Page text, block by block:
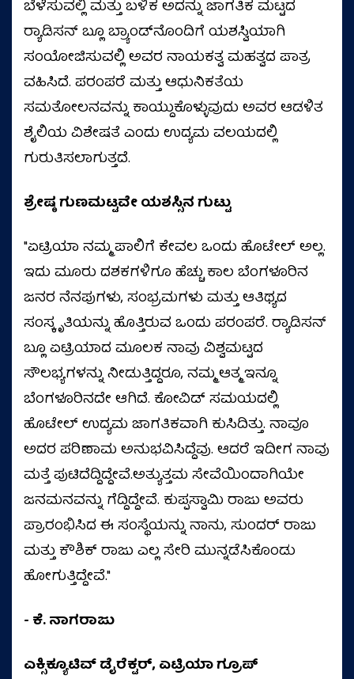
ಬೆಳೆಸುವಲ್ಲಿ ಮತ್ತು ಬಳಿಕ ಅದನ್ನು ಜಾಗತಿಕ ಮಟ್ಟದ
ರ‍್ಯಾಡಿಸನ್ ಬ್ಲೂ ಬ್ರ್ಯಾಂಡ್‌ನೊಂದಿಗೆ ಯಶಸ್ವಿಯಾಗಿ
ಸಂಯೋಜಿಸುವಲ್ಲಿ ಅವರ ನಾಯಕತ್ವ ಮಹತ್ವದ ಪಾತ್ರ
ವಹಿಸಿದೆ. ಪರಂಪರೆ ಮತ್ತು ಆಧುನಿಕತೆಯ
ಸಮತೋಲನವನ್ನು ಕಾಯ್ದುಕೊಳ್ಳುವುದು ಅವರ ಆಡಳಿತ
ಶೈಲಿಯ ವಿಶೇಷತೆ ಎಂದು ಉದ್ಯಮ ವಲಯದಲ್ಲಿ
ಗುರುತಿಸಲಾಗುತ್ತದೆ.
ಶ್ರೇಷ್ಠ ಗುಣಮಟ್ಟವೇ ಯಶಸ್ಸಿನ ಗುಟ್ಟು
"ಏಟ್ರಿಯಾ ನಮ್ಮ ಪಾಲಿಗೆ ಕೇವಲ ಒಂದು ಹೊಟೇಲ್ ಅಲ್ಲ.
ಇದು ಮೂರು ದಶಕಗಳಿಗೂ ಹೆಚ್ಚು ಕಾಲ ಬೆಂಗಳೂರಿನ
ಜನರ ನೆನಪುಗಳು, ಸಂಭ್ರಮಗಳು ಮತ್ತು ಆತಿಥ್ಯದ
ಸಂಸ್ಕೃತಿಯನ್ನು ಹೊತ್ತಿರುವ ಒಂದು ಪರಂಪರೆ. ರ‍್ಯಾಡಿಸನ್
ಬ್ಲೂ ಏಟ್ರಿಯಾದ ಮೂಲಕ ನಾವು ವಿಶ್ವಮಟ್ಟದ
ಸೌಲಭ್ಯಗಳನ್ನು ನೀಡುತ್ತಿದ್ದರೂ, ನಮ್ಮ ಆತ್ಮ ಇನ್ನೂ
ಬೆಂಗಳೂರಿನದೇ ಆಗಿದೆ. ಕೋವಿಡ್ ಸಮಯದಲ್ಲಿ
ಹೊಟೇಲ್ ಉದ್ಯಮ ಜಾಗತಿಕವಾಗಿ ಕುಸಿದಿತ್ತು. ನಾವೂ
ಅದರ ಪರಿಣಾಮ ಅನುಭವಿಸಿದ್ದೆವು. ಆದರೆ ಇದೀಗ ನಾವು
ಮತ್ತೆ ಪುಟಿದೆದ್ದಿದ್ದೇವೆ.ಅತ್ಯುತ್ತಮ ಸೇವೆಯಿಂದಾಗಿಯೇ
ಜನಮನವನ್ನು ಗೆದ್ದಿದ್ದೇವೆ. ಕುಪ್ಪಸ್ವಾಮಿ ರಾಜು ಅವರು
ಪ್ರಾರಂಭಿಸಿದ ಈ ಸಂಸ್ಥೆಯನ್ನು ನಾನು, ಸುಂದರ್ ರಾಜು
ಮತ್ತು ಕೌಶಿಕ್ ರಾಜು ಎಲ್ಲ ಸೇರಿ ಮುನ್ನಡೆಸಿಕೊಂಡು
ಹೋಗುತ್ತಿದ್ದೇವೆ."
- ಕೆ. ನಾಗರಾಜು
ಎಕ್ಸಿಕ್ಯೂಟಿವ್ ಡೈರೆಕ್ಟರ್, ಏಟ್ರಿಯಾ ಗ್ರೂಪ್